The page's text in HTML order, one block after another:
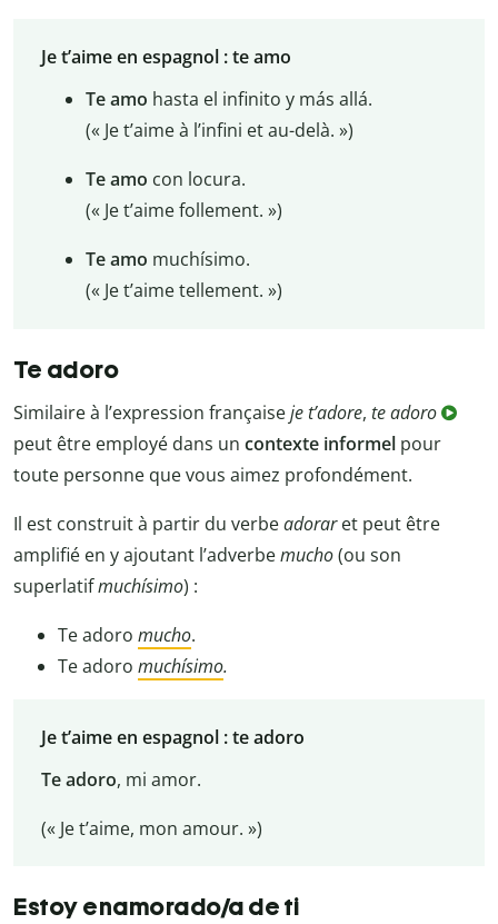
Je t’aime en espagnol : te amo
Te amo hasta el infinito y más allá.
(« Je t’aime à l’infini et au-delà. »)
Te amo con locura.
(« Je t’aime follement. »)
Te amo muchísimo.
(« Je t’aime tellement. »)
Te adoro
Similaire à l’expression françaiseje t’adore, te adoro
peut être employé dans un contexte informel pour
toute personne que vous aimez profondément.
Il est construit à partir du verbeadoraret peut être
amplifié en y ajoutant l’adverbemucho(ou son
superlatifmuchísimo) :
Te adoro mucho.
Te adoro muchísimo.
Je t’aime en espagnol : te adoro
Te adoro, mi amor.
(« Je t’aime, mon amour. »)
Estoy enamorado/a de ti